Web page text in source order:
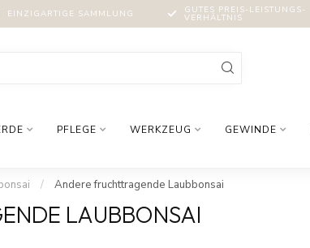
EINZIGARTIGE SAMMLUNG GUTES PREIS-LEISTUNGS-
VERHÄLTNIS
PFLEGE WERKZEUG GEWINDE
/ Andere fruchttragende Laubbonsai
LAUBBONSAI